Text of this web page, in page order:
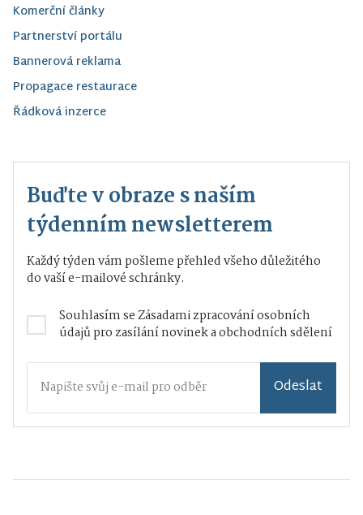
Komerční články
Partnerství portálu
Bannerová reklama
Propagace restaurace
Řádková inzerce
Buďte v obraze s naším
týdenním newsletterem
Každý týden vám pošleme přehled všeho důležitého
do vaší e-mailové schránky.
Souhlasím seZásadami zpracování osobních
údajůpro zasílání novinek a obchodních sdělení
Odeslat